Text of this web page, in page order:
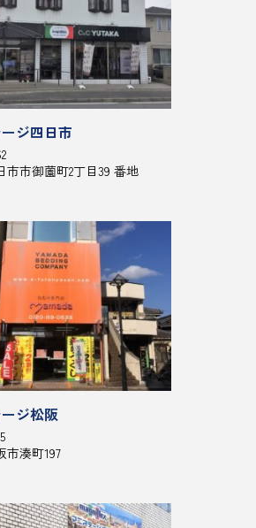
ジ四日市
市市御薗町2丁目39 番地
ジ松阪
市湊町197